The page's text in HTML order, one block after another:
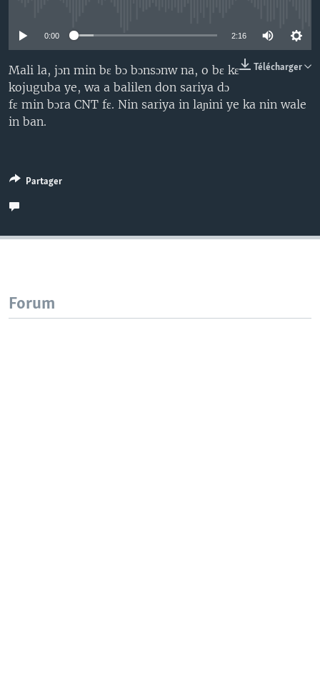
0:00 2:16
Télécharger
Mali la, jɔn min bɛ bɔ bɔnsɔnw na, o bɛ kɛ
kojuguba ye, wa a balilen don sariya dɔ
fɛ min bɔra CNT fɛ. Nin sariya in laɲini ye ka nin wale
in ban.
Partager
Forum